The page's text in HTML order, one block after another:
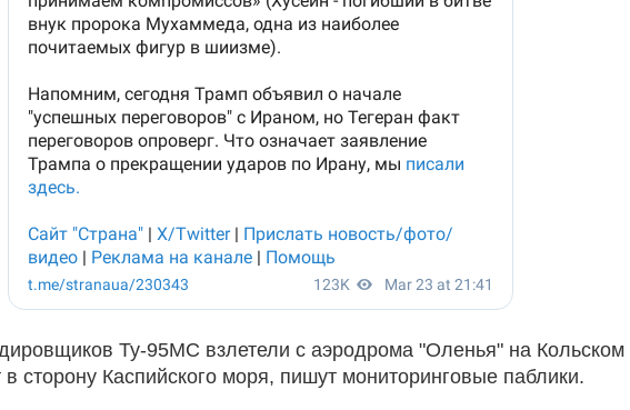
Ту-95МС взлетели с аэродрома "Оленья" на Кольском
в сторону Каспийского моря, пишут мониторинговые паблики.